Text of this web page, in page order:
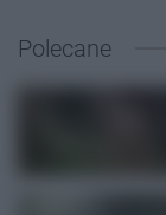
Polecane